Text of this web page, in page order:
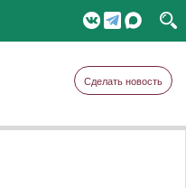
Сделать новость